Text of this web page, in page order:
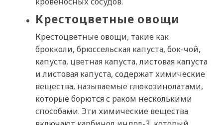
Крестоцветные овощи
Крестоцветные овощи, такие как
брокколи, брюссельская капуста, бок-чой,
капуста, цветная капуста, листовая капуста
и листовая капуста, содержат химические
вещества, называемые глюкозинолатами,
которые борются с раком несколькими
способами. Эти химические вещества